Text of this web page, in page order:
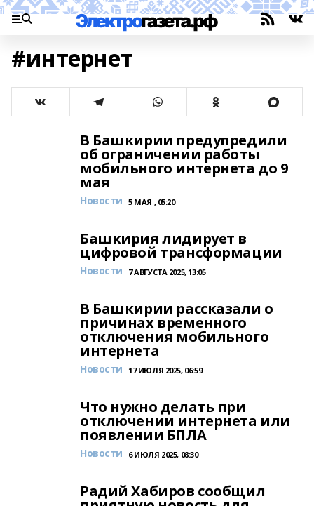
#интернет
В Башкирии предупредили
об ограничении работы
мобильного интернета до 9
мая
Новости 5 МАЯ , 05:20
Башкирия лидирует в
цифровой трансформации
Новости 7 АВГУСТА 2025, 13:05
В Башкирии рассказали о
причинах временного
отключения мобильного
интернета
Новости 17 ИЮЛЯ 2025, 06:59
Что нужно делать при
отключении интернета или
появлении БПЛА
Новости 6 ИЮЛЯ 2025, 08:30
Радий Хабиров сообщил